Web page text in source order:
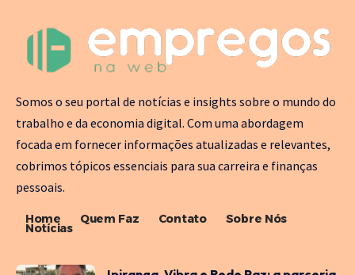
Somos o seu portal de notícias e insights sobre o mundo do
trabalho e da economia digital. Com uma abordagem
focada em fornecer informações atualizadas e relevantes,
cobrimos tópicos essenciais para sua carreira e finanças
pessoais.
Home Quem Faz Contato Sobre Nós
Notícias